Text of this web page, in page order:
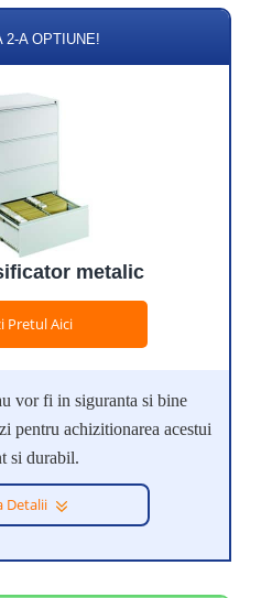
2-A OPTIUNE!
metalic
Pretul Aici
vor fi in siguranta si bine
pentru achizitionarea acestui
si durabil.
Detalii